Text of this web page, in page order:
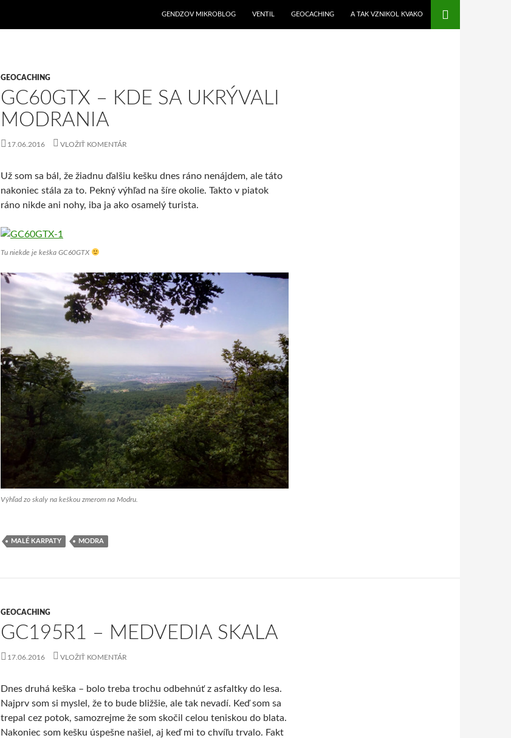
GENDZOV MIKROBLOG VENTIL GEOCACHING A TAK VZNIKOL KVAKO
GEOCACHING
GC60GTX – KDE SA UKRÝVALI
MODRANIA
17.06.2016 VLOŽIŤ KOMENTÁR
Už som sa bál, že žiadnu ďalšiu kešku dnes ráno nenájdem, ale táto
nakoniec stála za to. Pekný výhľad na šíre okolie. Takto v piatok
ráno nikde ani nohy, iba ja ako osamelý turista.
Tu niekde je keška GC60GTX
Výhľad zo skaly na keškou zmerom na Modru.
MALÉ KARPATY MODRA
GEOCACHING
GC195R1 – MEDVEDIA SKALA
17.06.2016 VLOŽIŤ KOMENTÁR
Dnes druhá keška – bolo treba trochu odbehnúť z asfaltky do lesa.
Najprv som si myslel, že to bude bližšie, ale tak nevadí. Keď som sa
trepal cez potok, samozrejme že som skočil celou teniskou do blata.
Nakoniec som kešku úspešne našiel, aj keď mi to chvíľu trvalo. Fakt